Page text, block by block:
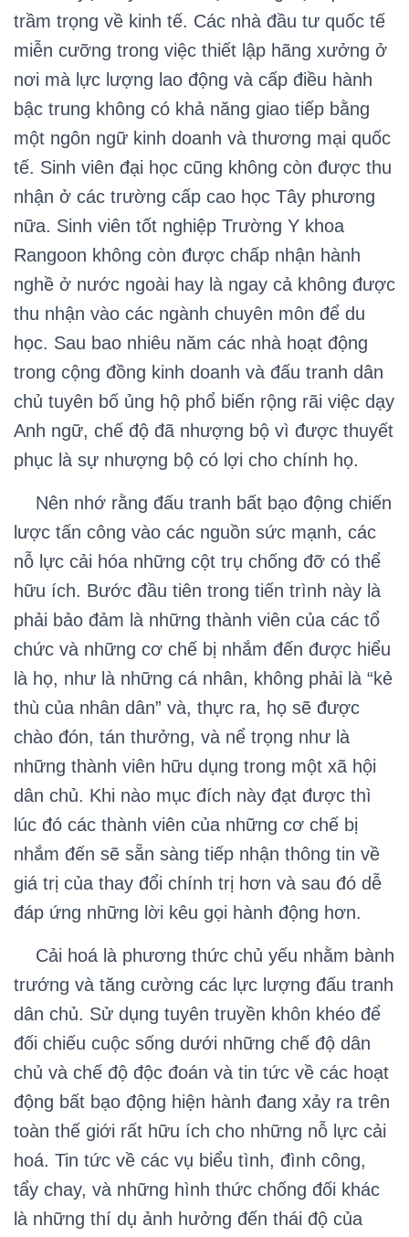
trầm trọng về kinh tế. Các nhà đầu tư quốc tế
miễn cưỡng trong việc thiết lập hãng xưởng ở
nơi mà lực lượng lao động và cấp điều hành
bậc trung không có khả năng giao tiếp bằng
một ngôn ngữ kinh doanh và thương mại quốc
tế. Sinh viên đại học cũng không còn được thu
nhận ở các trường cấp cao học Tây phương
nữa. Sinh viên tốt nghiệp Trường Y khoa
Rangoon không còn được chấp nhận hành
nghề ở nước ngoài hay là ngay cả không được
thu nhận vào các ngành chuyên môn để du
học. Sau bao nhiêu năm các nhà hoạt động
trong cộng đồng kinh doanh và đấu tranh dân
chủ tuyên bố ủng hộ phổ biến rộng rãi việc dạy
Anh ngữ, chế độ đã nhượng bộ vì được thuyết
phục là sự nhượng bộ có lợi cho chính họ.
Nên nhớ rằng đấu tranh bất bạo động chiến
lược tấn công vào các nguồn sức mạnh, các
nỗ lực cải hóa những cột trụ chống đỡ có thể
hữu ích. Bước đầu tiên trong tiến trình này là
phải bảo đảm là những thành viên của các tổ
chức và những cơ chế bị nhắm đến được hiểu
là họ, như là những cá nhân, không phải là “kẻ
thù của nhân dân” và, thực ra, họ sẽ được
chào đón, tán thưởng, và nể trọng như là
những thành viên hữu dụng trong một xã hội
dân chủ. Khi nào mục đích này đạt được thì
lúc đó các thành viên của những cơ chế bị
nhắm đến sẽ sẵn sàng tiếp nhận thông tin về
giá trị của thay đổi chính trị hơn và sau đó dễ
đáp ứng những lời kêu gọi hành động hơn.
Cải hoá là phương thức chủ yếu nhằm bành
trướng và tăng cường các lực lượng đấu tranh
dân chủ. Sử dụng tuyên truyền khôn khéo để
đối chiếu cuộc sống dưới những chế độ dân
chủ và chế độ độc đoán và tin tức về các hoạt
động bất bạo động hiện hành đang xảy ra trên
toàn thế giới rất hữu ích cho những nỗ lực cải
hoá. Tin tức về các vụ biểu tình, đình công,
tẩy chay, và những hình thức chống đối khác
là những thí dụ ảnh hưởng đến thái độ của